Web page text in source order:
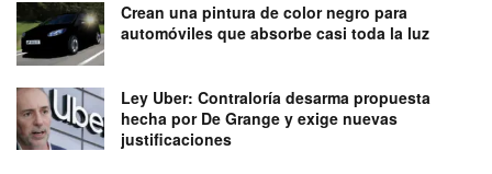
Crean una pintura de color negro para
automóviles que absorbe casi toda la luz
Ley Uber: Contraloría desarma propuesta
hecha por De Grange y exige nuevas
justificaciones